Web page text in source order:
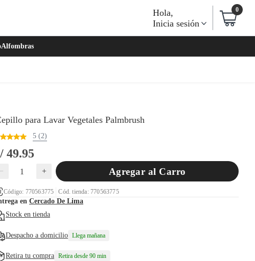
Hola,
Inicia sesión
0
Alfombras
para Lavar Vegetales Palmbrush
5 (2)
49.95
− + Agregar al Carro
Código: 770563775 Cód. tienda: 770563775
en Cercado De Lima
Stock en tienda
Despacho a domicilio Llega mañana
Retira tu compra Retira desde 90 min